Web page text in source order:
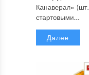
Канаверал»
стартовыми...
Далее